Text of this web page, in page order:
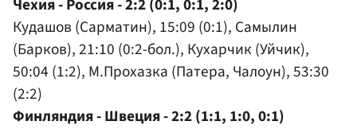
Чехия - Россия - 2:2 (0:1, 0:1, 2:0)
Кудашов (Сарматин), 15:09 (0:1), Самылин
(Барков), 21:10 (0:2-бол.), Кухарчик (Уйчик),
50:04 (1:2), М.Прохазка (Патера, Чалоун), 53:30
(2:2)
Финляндия - Швеция - 2:2 (1:1, 1:0, 0:1)